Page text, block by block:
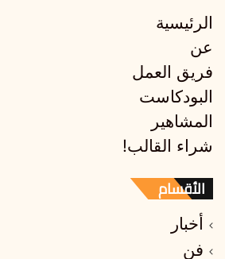
الرئيسية
عن
فريق العمل
البودكاست
المشاهير
شراء القالب!
الأقسام
أخبار
فن